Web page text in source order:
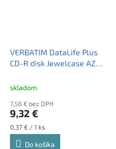
VERBATIM DataLife Plus
CD-R disk Jewelcase AZO
skladom
7,58 € bez DPH
9,32 €
Jednotková
cena:
0,37 € / 1 ks
Do košíka